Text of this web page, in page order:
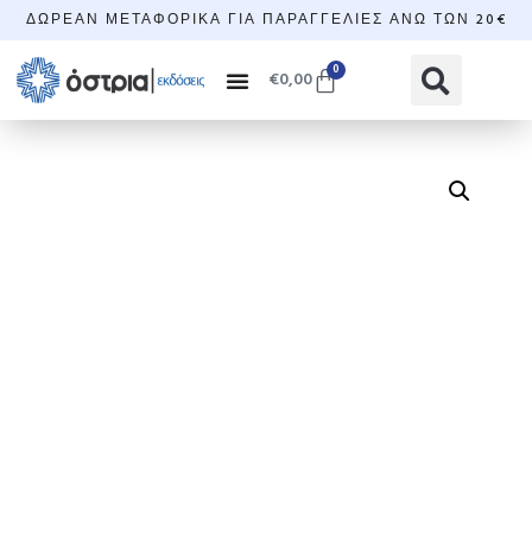
ΔΩΡΕΆΝ ΜΕΤΑΦΟΡΙΚΆ ΓΙΑ ΠΑΡΑΓΓΕΛΊΕΣ ΆΝΩ ΤΩΝ 20€
€0,00 0